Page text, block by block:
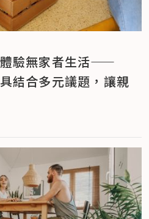
驗無家者生活——
結合多元議題，讓親